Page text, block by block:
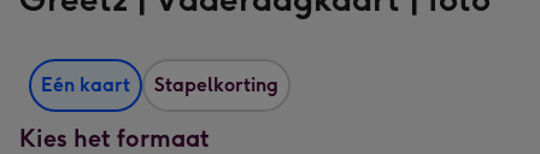
Eén kaart Stapelkorting
Kies het formaat